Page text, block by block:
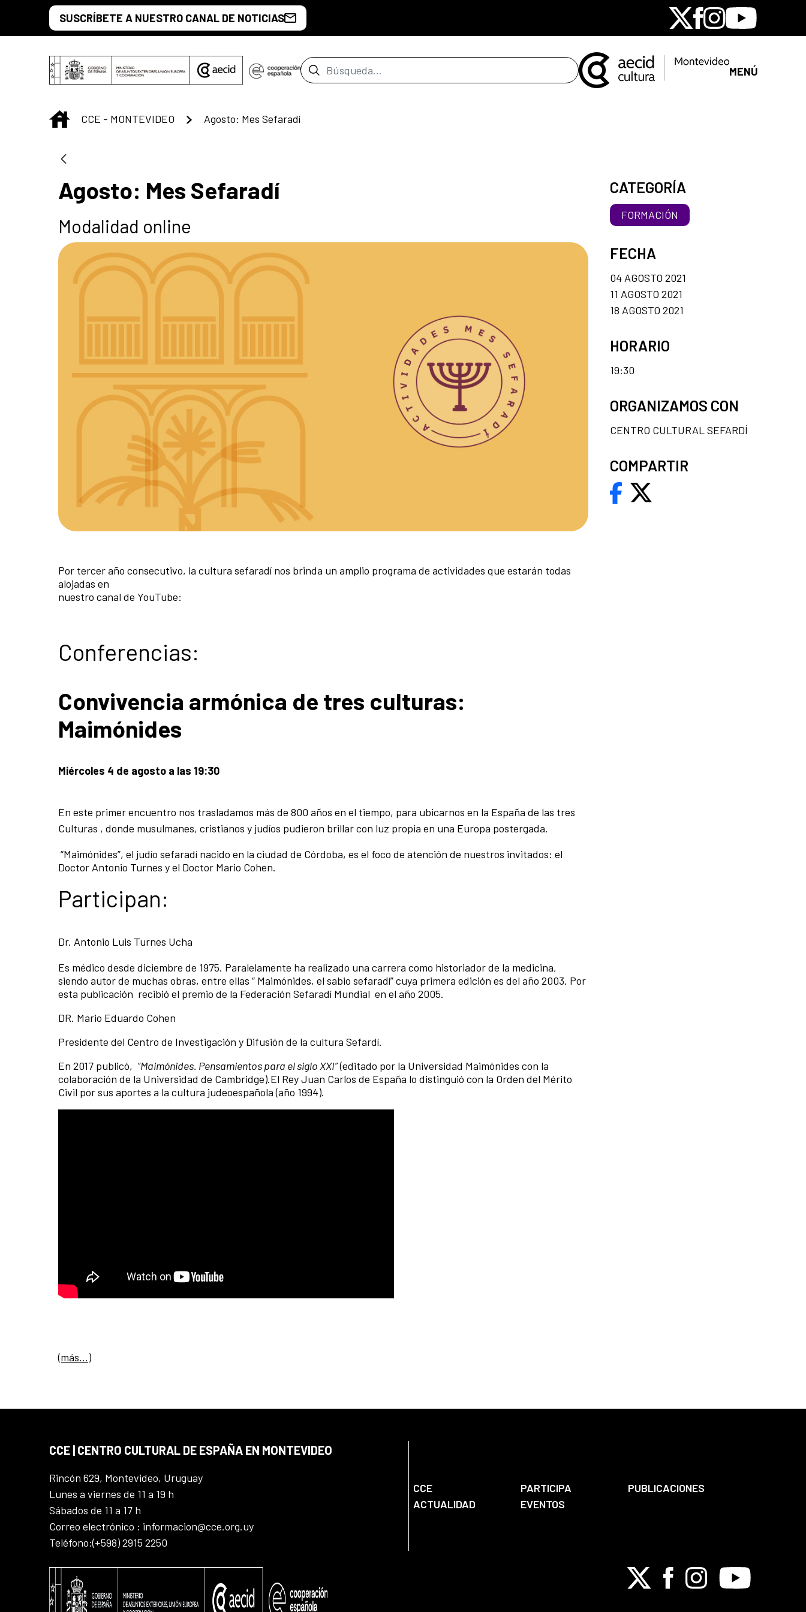
Saltar al contenido principal
SUSCRÍBETE A NUESTRO CANAL DE NOTICIAS X Facebook
Instagram
Youtube
Barra de búsqueda MENÚ
INICIO
CCE - MONTEVIDEO Agosto: Mes Sefaradí
Agosto: Mes Sefaradí
Modalidad online
Por tercer año consecutivo, la cultura sefaradí nos brinda un amplio programa de actividades que estarán todas
alojadas en
nuestro canal de YouTube:
Conferencias:
Convivencia armónica de tres culturas:
Maimónides
Miércoles 4 de agosto a las 19:30
En este primer encuentro nos trasladamos más de 800 años en el tiempo, para ubicarnos en la España de las tres
Culturas , donde musulmanes, cristianos y judíos pudieron brillar con luz propia en una Europa postergada.
“Maimónides”, el judío sefaradí nacido en la ciudad de Córdoba, es el foco de atención de nuestros invitados: el
Doctor Antonio Turnes y el Doctor Mario Cohen.
Participan:
Dr. Antonio Luis Turnes Ucha
Es médico desde diciembre de 1975. Paralelamente ha realizado una carrera como historiador de la medicina,
siendo autor de muchas obras, entre ellas “ Maimónides, el sabio sefaradí” cuya primera edición es del año 2003. Por
esta publicación recibió el premio de la Federación Sefaradí Mundial en el año 2005.
DR. Mario Eduardo Cohen
Presidente del Centro de Investigación y Difusión de la cultura Sefardí.
En 2017 publicó, “Maimónides. Pensamientos para el siglo XXI”(editado por la Universidad Maimónides con la
colaboración de la Universidad de Cambridge).El Rey Juan Carlos de España lo distinguió con la Orden del Mérito
Civil por sus aportes a la cultura judeoespañola (año 1994).
(más…)
CATEGORÍA
FORMACIÓN
FECHA
04 AGOSTO 2021
11 AGOSTO 2021
18 AGOSTO 2021
HORARIO
19:30
ORGANIZAMOS CON
CENTRO CULTURAL SEFARDÍ
COMPARTIR
CCE | CENTRO CULTURAL DE ESPAÑA EN MONTEVIDEO
Rincón 629, Montevideo, Uruguay
Lunes a viernes de 11 a 19 h
Sábados de 11 a 17 h
Correo electrónico : informacion@cce.org.uy
Teléfono:(+598) 2915 2250
CCE PARTICIPA
PUBLICACIONES
ACTUALIDAD
EVENTOS
X FacebookInstagramYoutube